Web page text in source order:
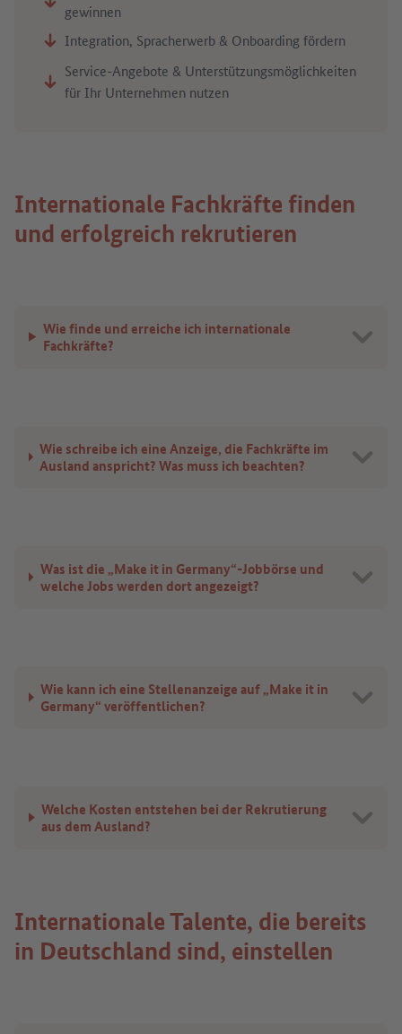
gewinnen
Integration, Spracherwerb & Onboarding fördern
Service-Angebote & Unterstützungsmöglichkeiten
für Ihr Unternehmen nutzen
Internationale Fachkräfte finden
und erfolgreich rekrutieren
Wie finde und erreiche ich internationale
Fachkräfte?
Wie schreibe ich eine Anzeige, die Fachkräfte im
Ausland anspricht? Was muss ich beachten?
Was ist die „Make it in Germany“-Jobbörse und
welche Jobs werden dort angezeigt?
Wie kann ich eine Stellenanzeige auf „Make it in
Germany“ veröffentlichen?
Welche Kosten entstehen bei der Rekrutierung
aus dem Ausland?
Internationale Talente, die bereits
in Deutschland sind, einstellen